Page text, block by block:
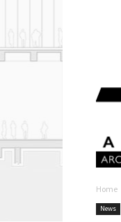
Home
News